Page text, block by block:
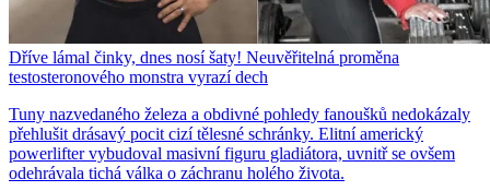
Dříve lámal činky, dnes nosí šaty! Neuvěřitelná proměna
testosteronového monstra vyrazí dech
Tuny nazvedaného železa a obdivné pohledy fanoušků nedokázaly
přehlušit drásavý pocit cizí tělesné schránky. Elitní americký
powerlifter vybudoval masivní figuru gladiátora, uvnitř se ovšem
odehrávala tichá válka o záchranu holého života.